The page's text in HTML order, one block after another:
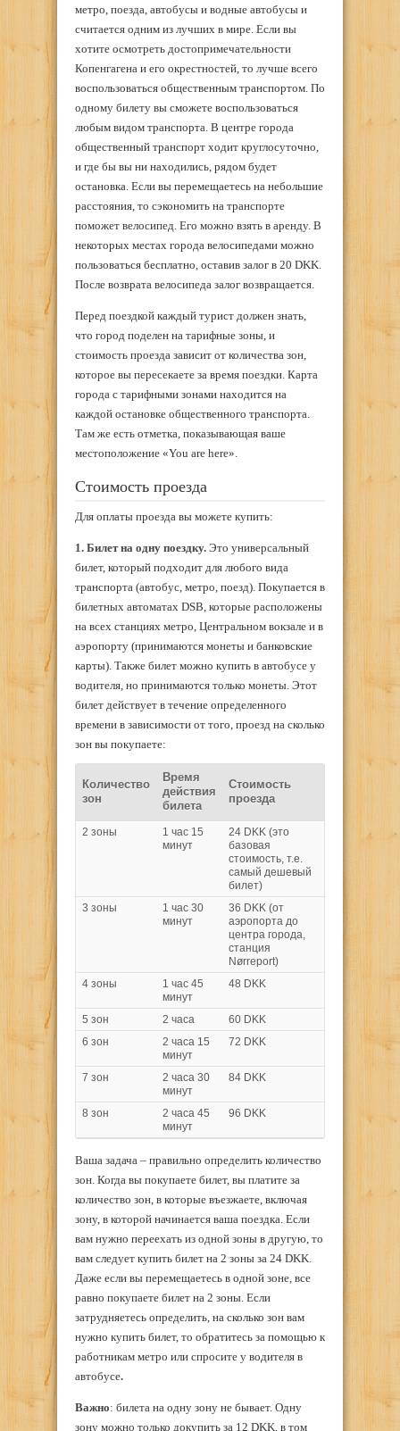
метро, поезда, автобусы и водные автобусы и
считается одним из лучших в мире. Если вы
хотите осмотреть достопримечательности
Копенгагена и его окрестностей, то лучше всего
воспользоваться общественным транспортом. По
одному билету вы сможете воспользоваться
любым видом транспорта. В центре города
общественный транспорт ходит круглосуточно,
и где бы вы ни находились, рядом будет
остановка. Если вы перемещаетесь на небольшие
расстояния, то сэкономить на транспорте
поможет велосипед. Его можно взять в аренду. В
некоторых местах города велосипедами можно
пользоваться бесплатно, оставив залог в 20 DKK.
После возврата велосипеда залог возвращается.
Перед поездкой каждый турист должен знать,
что город поделен на тарифные зоны, и
стоимость проезда зависит от количества зон,
которое вы пересекаете за время поездки. Карта
города с тарифными зонами находится на
каждой остановке общественного транспорта.
Там же есть отметка, показывающая ваше
местоположение «You are here».
Стоимость проезда
Для оплаты проезда вы можете купить:
1. Билет на одну поездку. Это универсальный
билет, который подходит для любого вида
транспорта (автобус, метро, поезд). Покупается в
билетных автоматах DSB, которые расположены
на всех станциях метро, Центральном вокзале и в
аэропорту (принимаются монеты и банковские
карты). Также билет можно купить в автобусе у
водителя, но принимаются только монеты. Этот
билет действует в течение определенного
времени в зависимости от того, проезд на сколько
зон вы покупаете:
Количество
зон
Время
действия
билета
Стоимость
проезда
2 зоны
1 час 15
минут
24 DKK (это
базовая
стоимость, т.е.
самый дешевый
билет)
3 зоны
1 час 30
минут
36 DKK (от
аэропорта до
центра города,
станция
Nørrepоrt)
4 зоны
1 час 45
минут
48 DKK
5 зон 2 часа
60 DKK
6 зон
2 часа 15
минут
72 DKK
7 зон
2 часа 30
минут
84 DKK
8 зон
2 часа 45
минут
96 DKK
Ваша задача – правильно определить количество
зон. Когда вы покупаете билет, вы платите за
количество зон, в которые въезжаете, включая
зону, в которой начинается ваша поездка. Если
вам нужно переехать из одной зоны в другую, то
вам следует купить билет на 2 зоны за 24 DKK.
Даже если вы перемещаетесь в одной зоне, все
равно покупаете билет на 2 зоны. Если
затрудняетесь определить, на сколько зон вам
нужно купить билет, то обратитесь за помощью к
работникам метро или спросите у водителя в
автобусе.
Важно: билета на одну зону не бывает. Одну
зону можно только докупить за 12 DKK, в том